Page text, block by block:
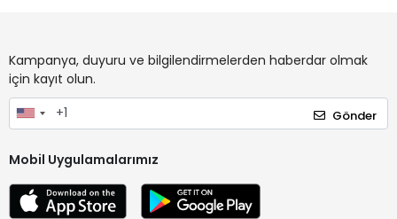
Kampanya, duyuru ve bilgilendirmelerden haberdar olmak
için kayıt olun.
Gönder
Mobil Uygulamalarımız